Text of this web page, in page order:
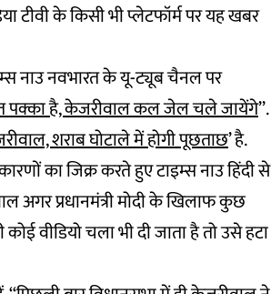
टीवी के किसी भी प्लेटफॉर्म पर यह खबर
नाउ नवभारत के यू-ट्यूब चैनल पर
पक्का है, केजरीवाल कल जेल चले जायेंगे’’.
शराब घोटाले में होगी पूछताछ’ है.
का जिक्र करते हुए टाइम्स नाउ हिंदी से
अगर प्रधानमंत्री मोदी के खिलाफ कुछ
वीडियो चला भी दी जाता है तो उसे हटा